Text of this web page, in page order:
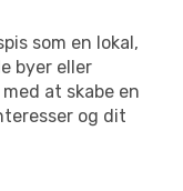
som en lokal,
byer eller
at skabe en
og dit